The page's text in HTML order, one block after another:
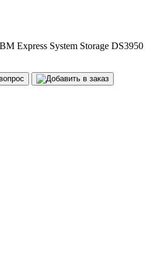
Express System Storage DS3950